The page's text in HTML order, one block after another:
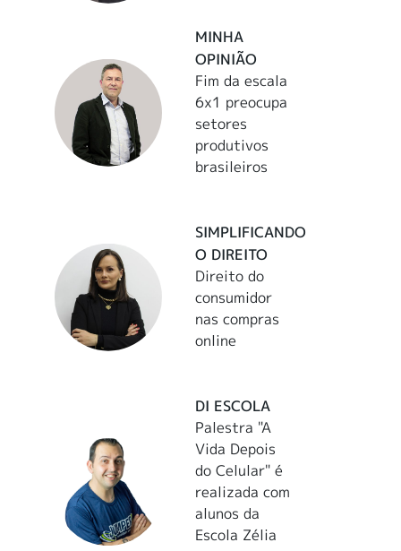
MINHA
OPINIÃO
Fim da escala
6x1 preocupa
setores
produtivos
brasileiros
SIMPLIFICANDO
O DIREITO
Direito do
consumidor
nas compras
online
DI ESCOLA
Palestra "A
Vida Depois
do Celular" é
realizada com
alunos da
Escola Zélia